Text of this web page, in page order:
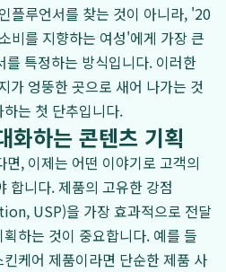
플루언서를 찾는 것이 아니라, '20
비를 지향하는 여성'에게 가장 큰
특정하는 방식입니다. 이러한
가 엉뚱한 곳으로 새어 나가는 것
는 첫 단추입니다.
화하는 콘텐츠 기획
, 이제는 어떤 이야기로 고객의
합니다. 제품의 고유한 강점
USP)을 가장 효과적으로 전달
하는 것이 중요합니다. 예를 들
케어 제품이라면 단순한 제품 사